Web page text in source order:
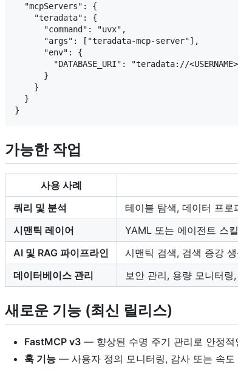
  "mcpServers": {
    "teradata": {
      "command": "uvx",
      "args": ["teradata-mcp-server"],
      "env": {
"DATABASE_URI": "teradata://
      }
    }
  }
가능한 작업
사용 사례
쿼리 및 분석
테이블 탐색, 데이터 프
시맨틱 레이어
YAML 또는 에이전트 스
AI 및 RAG 파이프라인
시맨틱 검색, 검색 증강
데이터베이스 관리
보안 관리, 용량 모니터링
새로운 기능 (최신 릴리스)
FastMCP v3 — 향상된 수명 주기 관리로 안정적
훅 기능 — 사용자 정의 모니터링, 감사 또는 속도